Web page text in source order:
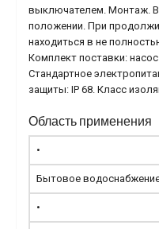
выключателем. Монтаж.
положении. При
находиться в не
Комплект поставки:
Стандартное
защиты: IP 68. Класс
Область применения
•
Бытовое
•